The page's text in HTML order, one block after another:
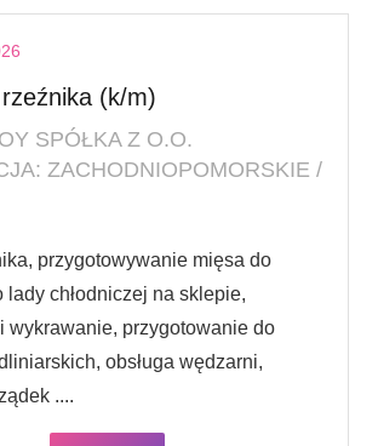
(k/m)
SPÓŁKA Z O.O.
ZACHODNIOPOMORSKIE /
przygotowywanie mięsa do
lady chłodniczej na sklepie,
wykrawanie, przygotowanie do
obsługa wędzarni,
....